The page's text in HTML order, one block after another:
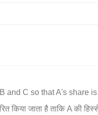
and C so that A's share
किया जाता है ताकि A की